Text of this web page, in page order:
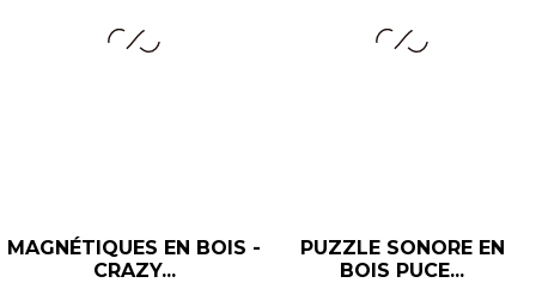
MAGNÉTIQUES EN BOIS -
CRAZY...
PUZZLE SONORE EN
BOIS PUCE...